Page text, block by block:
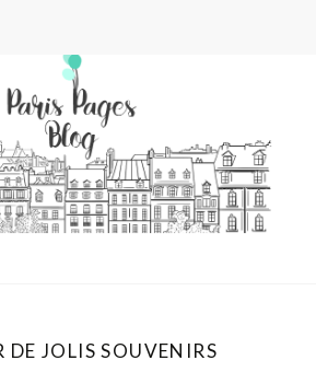
pages
blog
DE JOLIS SOUVENIRS